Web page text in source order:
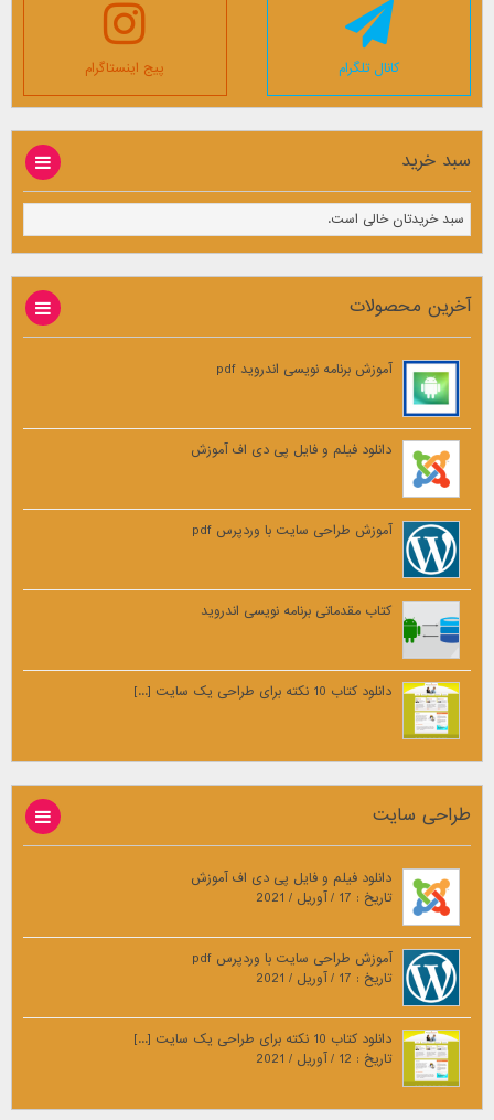
کانال تلگرام پیج اینستاگرام
سبد خرید
سبد خریدتان خالی است.
آخرین محصولات
آموزش برنامه نویسی اندروید pdf
دانلود فیلم و فایل پی دی اف آموزش
آموزش طراحی سایت با وردپرس pdf
کتاب مقدماتی برنامه نویسی اندروید
دانلود کتاب 10 نکته برای طراحی یک سایت [...]
طراحی سایت
دانلود فیلم و فایل پی دی اف آموزش
تاریخ : 17 / آوریل / 2021
آموزش طراحی سایت با وردپرس pdf
تاریخ : 17 / آوریل / 2021
دانلود کتاب 10 نکته برای طراحی یک سایت [...]
تاریخ : 12 / آوریل / 2021